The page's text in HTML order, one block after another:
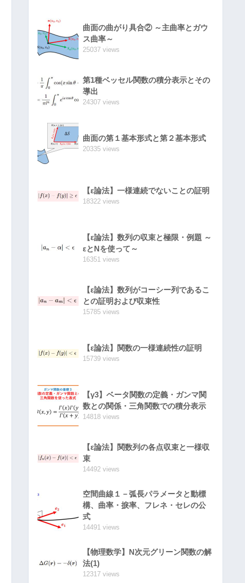
曲面の曲がり具合② ～主曲率とガウ
ス曲率～
25037 views
第1種ベッセル関数の積分表示とその
導出
24307 views
曲面の第１基本形式と第２基本形式
20335 views
【ε論法】一様連続でないことの証明
18322 views
【ε論法】数列の収束と極限・例題 ～
εとNを使って～
16351 views
【ε論法】数列がコーシー列であるこ
との証明および収束性
15785 views
【ε論法】関数の一様連続性の証明
15739 views
【γ3】ベータ関数の定義・ガンマ関
数との関係・三角関数での積分表示
14818 views
【ε論法】関数列の各点収束と一様収
束
14492 views
空間曲線１－弧長パラメータと動標
構、曲率・捩率、フレネ・セレの公
式
14491 views
【物理数学】N次元グリーン関数の解
法(1)
12317 views